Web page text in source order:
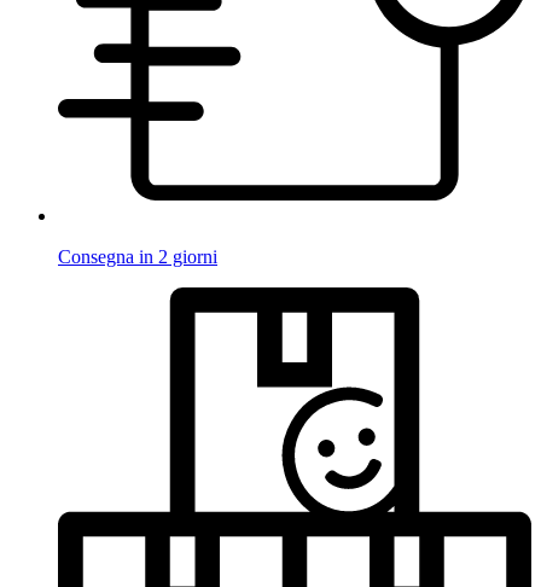
Consegna in 2 giorni